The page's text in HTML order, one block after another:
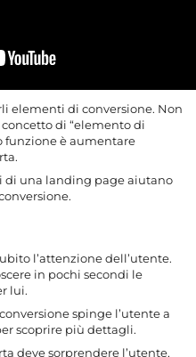
elementi di conversione. Non
di “elemento di
funzione è aumentare
di una landing page aiutano
l’attenzione dell’utente.
in pochi secondi le
lui.
spinge l’utente a
scoprire più dettagli.
deve sorprendere l’utente,